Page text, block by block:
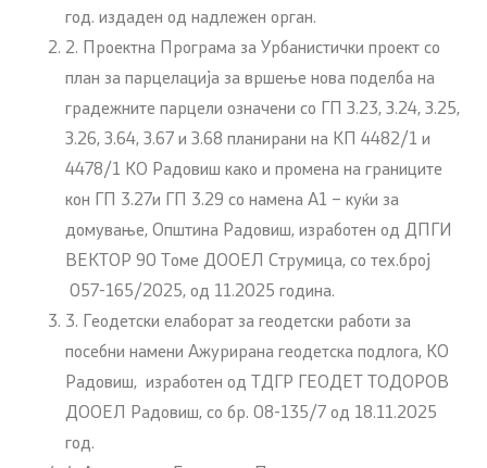
год. издаден од надлежен орган.
2. Проектна Програма за Урбанистички проект со
план за парцелација за вршење нова поделба на
градежните парцели означени со ГП З.23, З.24, З.25,
З.26, З.64, З.67 и З.68 планирани на КП 4482/1 и
4478/1 КО Радовиш како и промена на границите
кон ГП 3.27и ГП 3.29 со намена А1 – куќи за
домување, Општина Радовиш, изработен од ДПГИ
ВЕКТОР 90 Томе ДООЕЛ Струмица, со тех.број
057-165/2025, од 11.2025 година.
3. Геодетски елаборат за геодетски работи за
посебни намени Ажурирана геодетска подлога, КО
Радовиш, изработен од ТДГР ГЕОДЕТ ТОДОРОВ
ДООЕЛ Радовиш, со бр. 08-135/7 од 18.11.2025
год.